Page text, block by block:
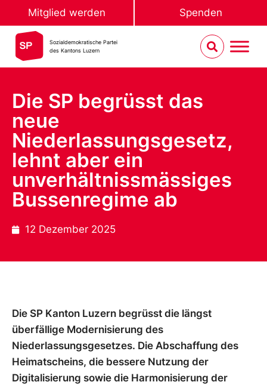
Mitglied werden Spenden
Sozialdemokratische Partei
des Kantons Luzern
Die SP begrüsst das
neue
Niederlassungsgesetz,
lehnt aber ein
unverhältnissmässiges
Bussenregime ab
12 Dezember 2025
Die SP Kanton Luzern begrüsst die längst
überfällige Modernisierung des
Niederlassungsgesetzes. Die Abschaffung des
Heimatscheins, die bessere Nutzung der
Digitalisierung sowie die Harmonisierung der